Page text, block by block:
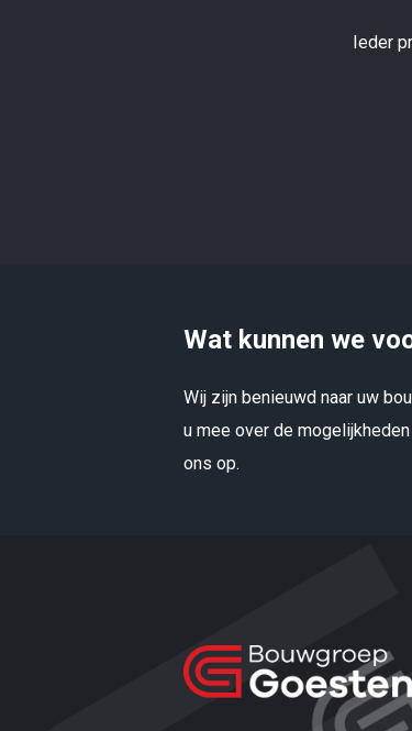
Ieder
Wat kunnen we
Wij zijn benieuwd naar uw
u mee over de
ons op.